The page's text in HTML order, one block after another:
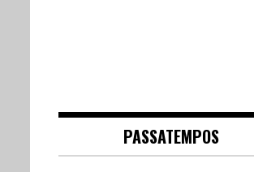
PASSATEMPOS